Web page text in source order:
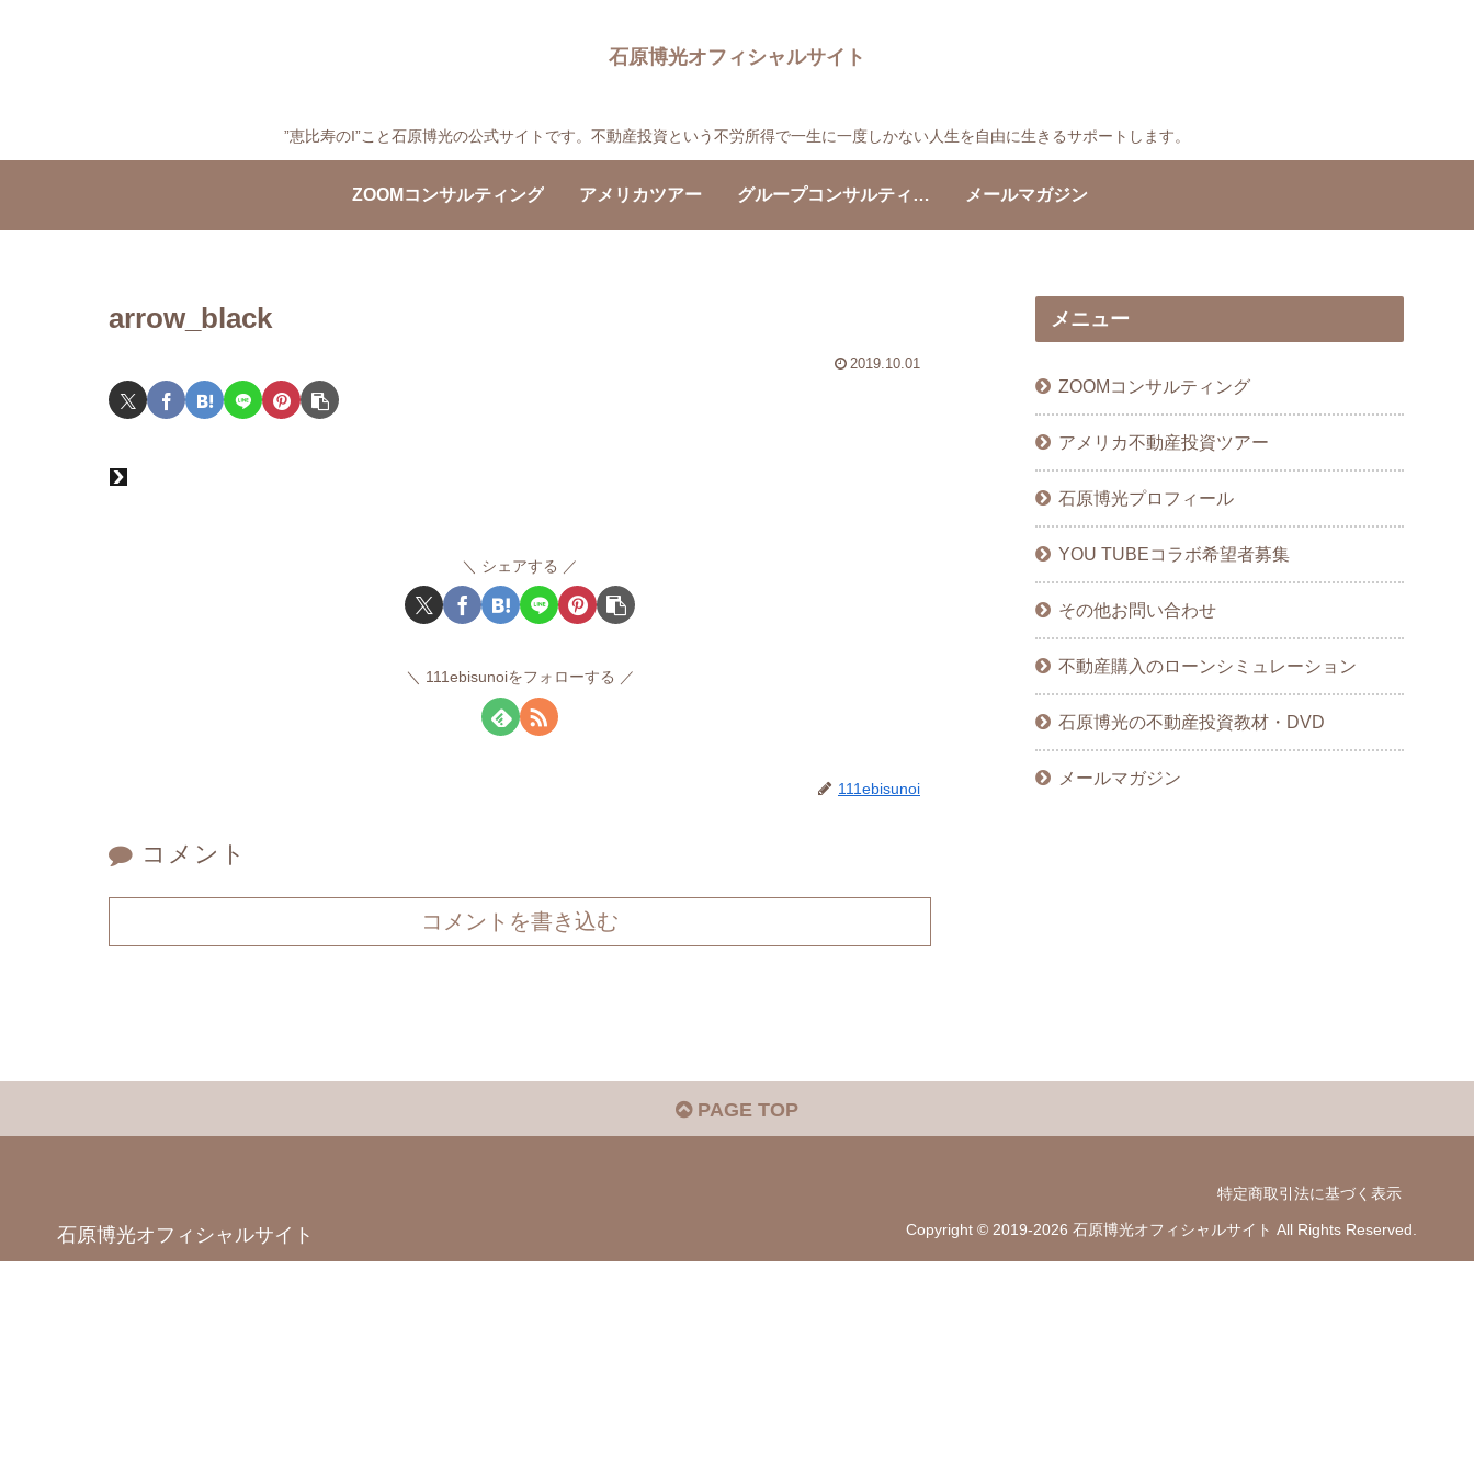
石原博光オフィシャルサイト
”恵比寿のI”こと石原博光の公式サイトです。不動産投資という不労所得で一生に一度しかない人生を自由に生きるサポートします。
ZOOMコンサルティング アメリカツアー グループコンサルティング メールマガジン
arrow_black
2019.10.01
シェアする
111ebisunoiをフォローする
111ebisunoi
コメント
コメントを書き込む
メニュー
ZOOMコンサルティング
アメリカ不動産投資ツアー
石原博光プロフィール
YOU TUBEコラボ希望者募集
その他お問い合わせ
不動産購入のローンシミュレーション
石原博光の不動産投資教材・DVD
メールマガジン
PAGE TOP
石原博光オフィシャルサイト
特定商取引法に基づく表示
Copyright © 2019-2026 石原博光オフィシャルサイト All Rights Reserved.